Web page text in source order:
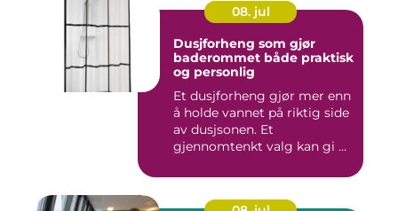
08. jul
Dusjforheng som gjør
baderommet både praktisk
og personlig
Et dusjforheng gjør mer enn
å holde vannet på riktig side
av dusjsonen. Et
gjennomtenkt valg kan gi ...